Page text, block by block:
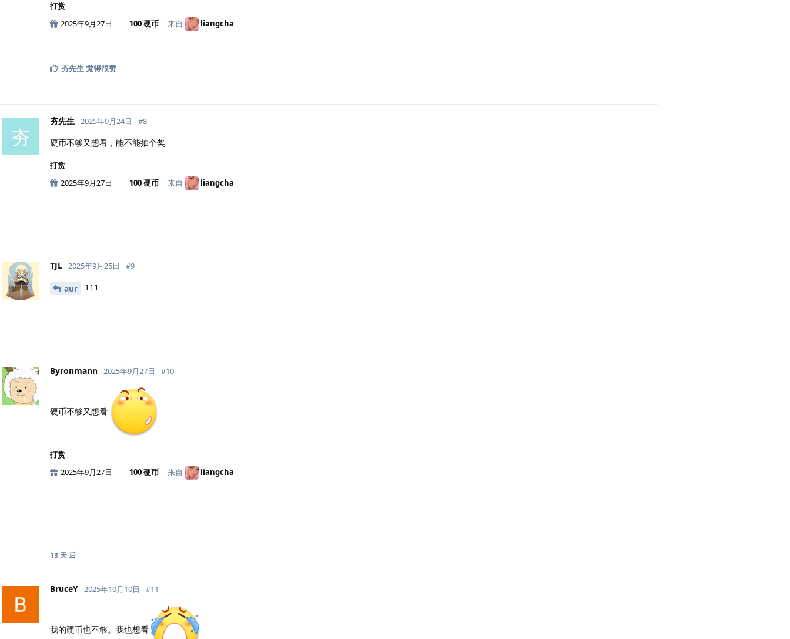
打赏
2025年9月27日
100 硬币 来自 liangcha
夯先生觉得很赞
夯
夯先生 2025年9月24日 #8
硬币不够又想看，能不能抽个奖
打赏
2025年9月27日
100 硬币 来自 liangcha
TJL 2025年9月25日 #9
aur 111
Byronmann 2025年9月27日 #10
硬币不够又想看
打赏
2025年9月27日
100 硬币 来自 liangcha
13 天 后
BruceY 2025年10月10日 #11
我的硬币也不够。我也想看